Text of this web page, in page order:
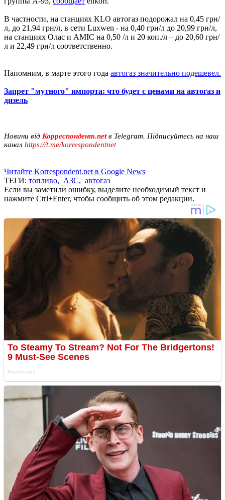
В частности, на станциях KLO автогаз подорожал на 0,45 грн/
л, до 21,94 грн/л, в сети Luxwen - на 0,40 грн/л до 20,99 грн/л,
на станциях Олас и AMIC на 0,50 /л и 20 коп./л – до 20,60 грн/
л и 22,49 грн/л соответственно.
Напомним, в марте этого года автогаз значительно подешевел.
Запрет "мутного" импорта: что будет с ценами на автогаз и
дизель
Новини від Корреспондент.netв Telegram. Підписуйтесь на наш
канал https://t.me/korrespondentnet
Читайте Korrespondent.net в Google News
ТЕГИ: топливо, АЗС, автогаз
Если вы заметили ошибку, выделите необходимый текст и
нажмите Ctrl+Enter, чтобы сообщить об этом редакции.